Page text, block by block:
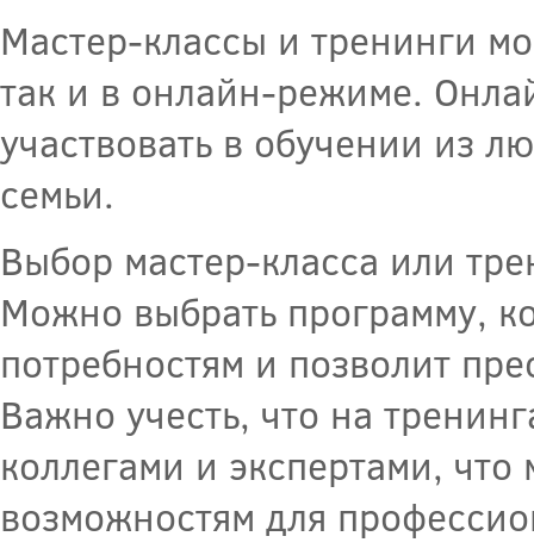
Мастер-классы и тренинги
так и в онлайн-режиме.
участвовать в обучении из
семьи.
Выбор мастер-класса или
Можно выбрать программу,
потребностям и позволит
Важно учесть, что на
коллегами и экспертами,
возможностям для